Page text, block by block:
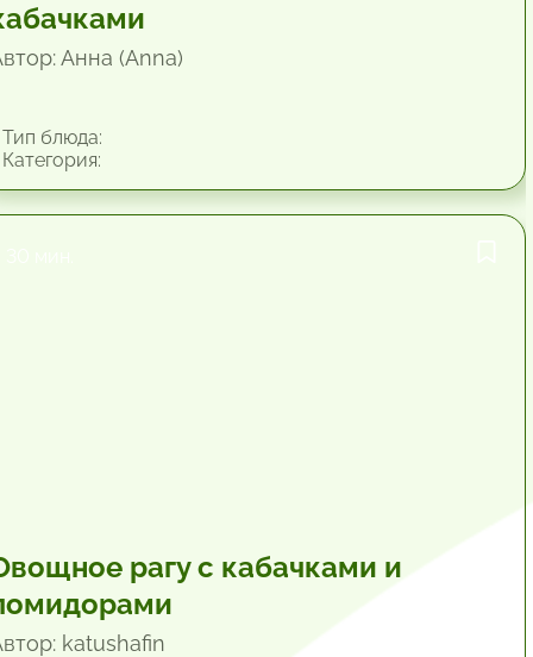
Анна (Anna)
блюда:
рагу с кабачками и
katushafin